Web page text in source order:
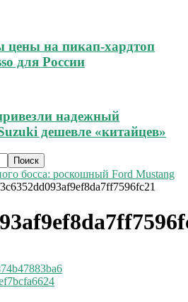
цены на пикап-хардтоп
для России
надежный
дешевле «китайцев»
босса: роскошный Ford Mustang